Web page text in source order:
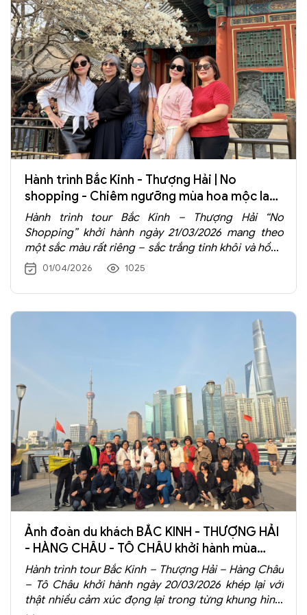
Hành trình Bắc Kinh - Thượng Hải | No
shopping - Chiêm ngưỡng mùa hoa mộc lan
tuyệt đẹp
Hành trình tour Bắc Kinh – Thượng Hải “No
Shopping” khởi hành ngày 21/03/2026 mang theo
một sắc màu rất riêng – sắc trắng tinh khôi và hồng
dịu dàng của mùa hoa mộc lan nở rộ. Ngay từ
những ngày đầu xuân, khi tiết trời còn vương chút
lạnh nhẹ, đoàn du khách Tràng An Travel đã cùng
nhau bước vào chuyến đi trọn vẹn trải nghiệm,
không vội vã, không ràng buộc, chỉ có khám phá và
01/04/2026 1025
Ảnh đoàn du khách BẮC KINH - THƯỢNG HẢI
- HÀNG CHÂU - TÔ CHÂU khởi hành mùa
xuân 2026
Hành trình tour Bắc Kinh – Thượng Hải – Hàng Châu
– Tô Châu khởi hành ngày 20/03/2026 khép lại với
thật nhiều cảm xúc đọng lại trong từng khung hình.